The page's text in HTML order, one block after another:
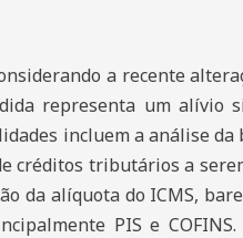
a recente
representa um alívio
incluem a análise da
créditos tributários a
da alíquota do ICMS,
PIS e